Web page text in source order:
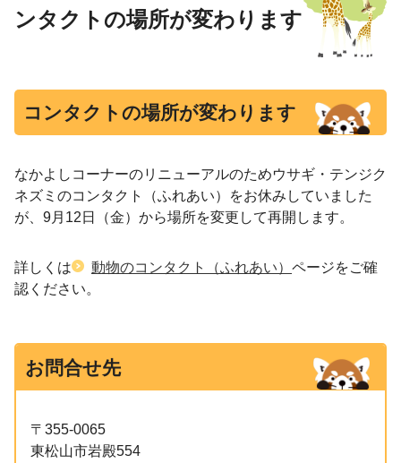
ンタクトの場所が変わります
コンタクトの場所が変わります
なかよしコーナーのリニューアルのためウサギ・テンジク
ネズミのコンタクト（ふれあい）をお休みしていました
が、9月12日（金）から場所を変更して再開します。
詳しくは 動物のコンタクト（ふれあい） ページをご確
認ください。
お問合せ先
〒355-0065
東松山市岩殿554